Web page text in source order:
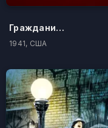
Гражданин Кейн
1941, США